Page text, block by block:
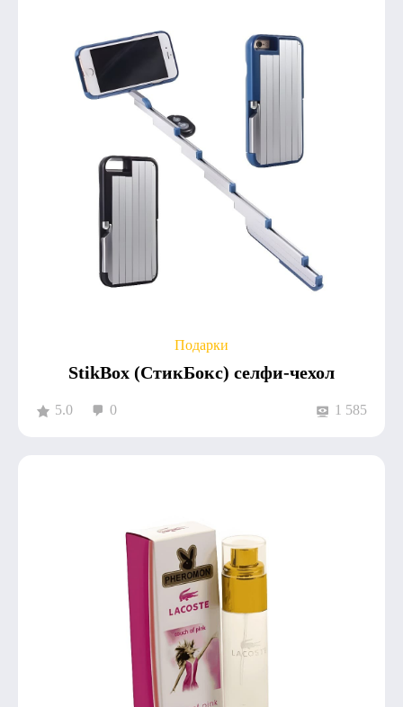
Подарки
StikBox (СтикБокс) селфи-чехол
5.0 0 1 585